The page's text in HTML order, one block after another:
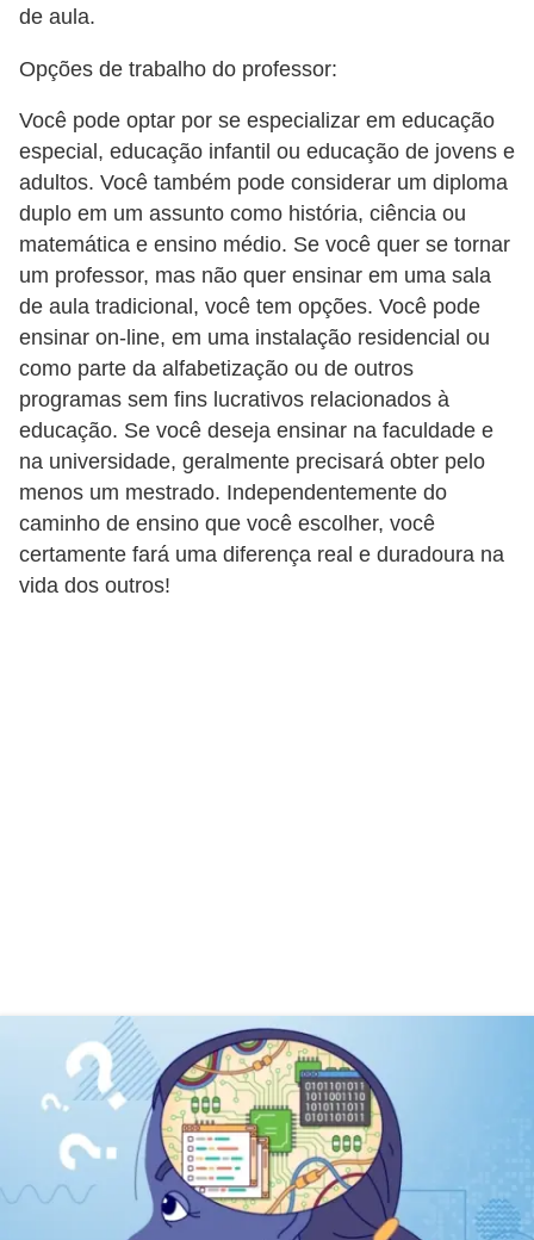
de aula.
Opções de trabalho do professor:
Você pode optar por se especializar em educação
especial, educação infantil ou educação de jovens e
adultos. Você também pode considerar um diploma
duplo em um assunto como história, ciência ou
matemática e ensino médio. Se você quer se tornar
um professor, mas não quer ensinar em uma sala
de aula tradicional, você tem opções. Você pode
ensinar on-line, em uma instalação residencial ou
como parte da alfabetização ou de outros
programas sem fins lucrativos relacionados à
educação. Se você deseja ensinar na faculdade e
na universidade, geralmente precisará obter pelo
menos um mestrado. Independentemente do
caminho de ensino que você escolher, você
certamente fará uma diferença real e duradoura na
vida dos outros!
E
F
G
T
S
L
e
g
i
l
a
ç
ã
o
t
E
M
o